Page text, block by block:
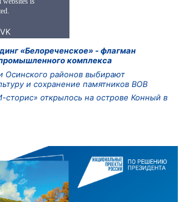
«Белореченское» - флагман
комплекса
Осинского районов выбирают
и сохранение памятников ВОВ
сторис» открылось на острове Конный в